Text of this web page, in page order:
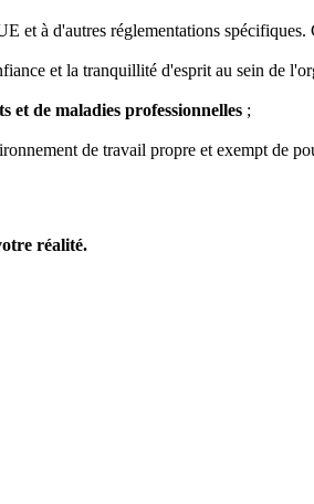
et à d'autres réglementations spécifiques.
et la tranquillité d'esprit au sein de
et de maladies professionnelles ;
de travail propre et exempt de
réalité.